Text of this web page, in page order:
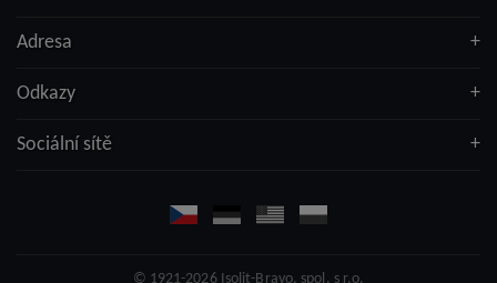
Adresa
Odkazy
Sociální sítě
© 1921-2026 Isolit-Bravo, spol. s r.o.